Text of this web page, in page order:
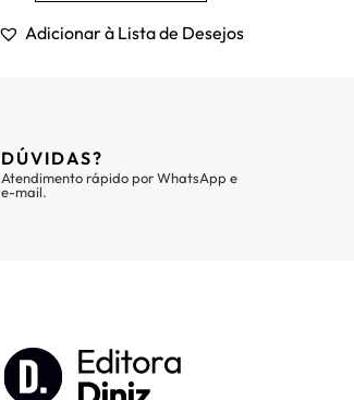
Adicionar à Lista de Desejos
DÚVIDAS?
Atendimento rápido por WhatsApp e
e-mail.